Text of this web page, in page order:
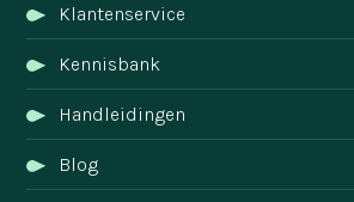
Klantenservice
Kennisbank
Handleidingen
Blog